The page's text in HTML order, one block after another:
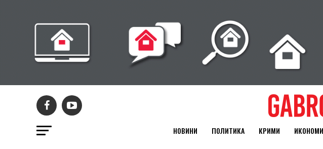
НОВИНИ ПОЛИТИКА КРИМИ